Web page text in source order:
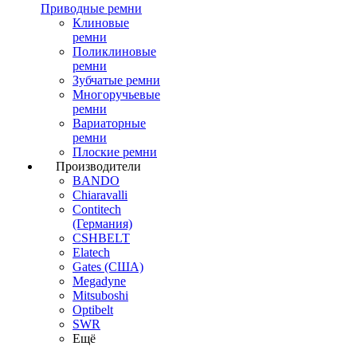
Приводные ремни
Клиновые
ремни
Поликлиновые
ремни
Зубчатые ремни
Многоручьевые
ремни
Вариаторные
ремни
Плоские ремни
Производители
BANDO
Chiaravalli
Contitech
(Германия)
CSHBELT
Elatech
Gates (США)
Megadyne
Mitsuboshi
Optibelt
SWR
Ещё